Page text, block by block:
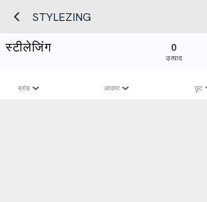
STYLEZING
स्टीलेजिंग 0
उत्पाद
ब्रांड आकार छूट